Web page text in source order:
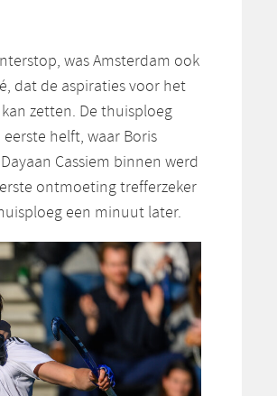
was Amsterdam ook
dat de aspiraties voor het
zetten. De thuisploeg
helft, waar Boris
Cassiem binnen werd
ontmoeting trefferzeker
een minuut later.